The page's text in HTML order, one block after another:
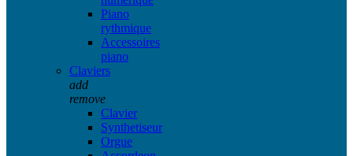
Piano
rythmique
Accessoires
piano
Claviers
add
remove
Clavier
Synthetiseur
Orgue